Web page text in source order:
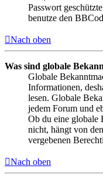
Passwort
benutze den
Nach oben
Was sind globale
Globale
Informationen,
lesen. Globale
jedem Forum und
Ob du eine globale
nicht, hängt von
vergebenen
Nach oben